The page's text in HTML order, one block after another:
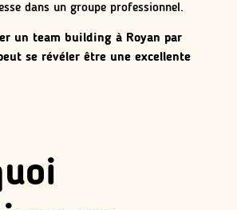
dans un groupe professionnel.
un team building à Royan par
se révéler être une excellente